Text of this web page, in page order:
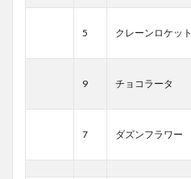
5 クレーンロケット
9 チョコラータ
7 ダズンフラワー